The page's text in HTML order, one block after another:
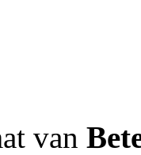
van